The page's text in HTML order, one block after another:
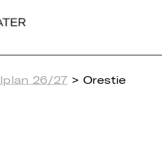
26/27 > Orestie